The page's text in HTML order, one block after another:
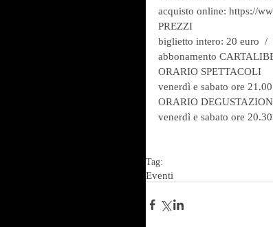
acquisto online: https://
PREZZI
biglietto intero: 20 euro  /
abbonamento
ORARIO SPETTACOLI
venerdì e sabato ore
ORARIO
venerdì e sabato ore
Tag:
Eventi